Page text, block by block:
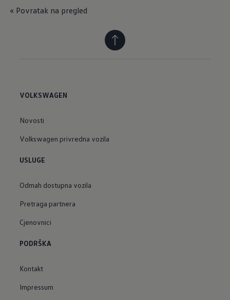
« Povratak na pregled
VOLKSWAGEN
Novosti
Volkswagen privredna vozila
USLUGE
Odmah dostupna vozila
Pretraga partnera
Cjenovnici
PODRŠKA
Kontakt
Impressum